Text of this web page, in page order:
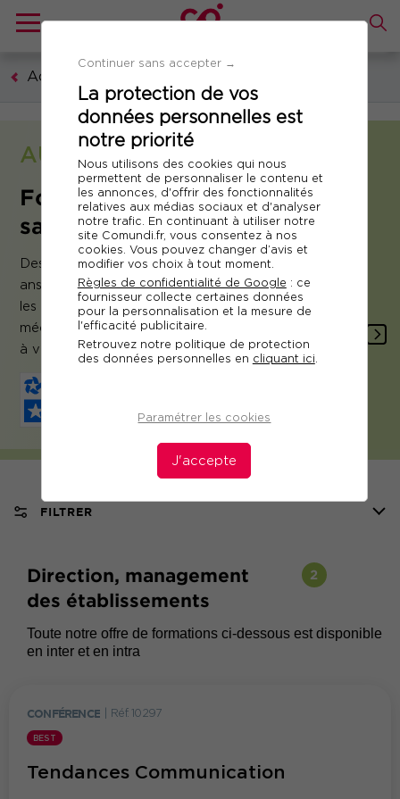
Continuer sans accepter →
La protection de vos
données personnelles est
notre priorité
Nous utilisons des cookies qui nous
permettent de personnaliser le contenu et
les annonces, d'offrir des fonctionnalités
relatives aux médias sociaux et d'analyser
notre trafic. En continuant à utiliser notre
site Comundi.fr, vous consentez à nos
cookies. Vous pouvez changer d’avis et
modifier vos choix à tout moment.
Règles de confidentialité de Google : ce
fournisseur collecte certaines données
pour la personnalisation et la mesure de
l'efficacité publicitaire.
Retrouvez notre politique de protection
des données personnelles en cliquant ici
Paramétrer les cookies
J'accepte
Accueil
AUTRES DOMAINES
Formation Etablissements
sanitaires et médico‑sociaux
Des établissements de santé aux ESMS, plus de 20
ans que Comundi décrypte, décortique, anticipe
les grandes évolutions du secteur sanitaire et
médico-social et vous propose les expertises utiles
à votre quotidien.
FILTRER
Direction, management
des établissements
2
Toute notre offre de formations ci-dessous est disponible
en inter et en intra
CONFÉRENCE Réf. 10297
BEST
Tendances Communication